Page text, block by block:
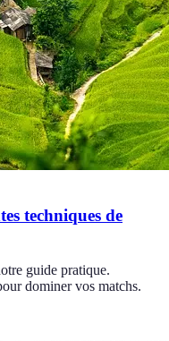
techniques de
guide pratique.
dominer vos matchs.